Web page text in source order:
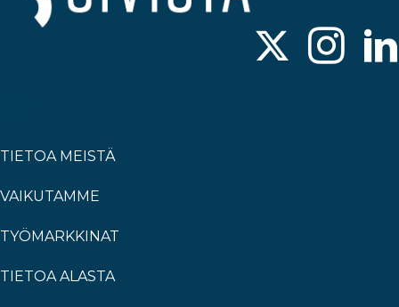
TIETOA MEISTÄ
VAIKUTAMME
TYÖMARKKINAT
TIETOA ALASTA